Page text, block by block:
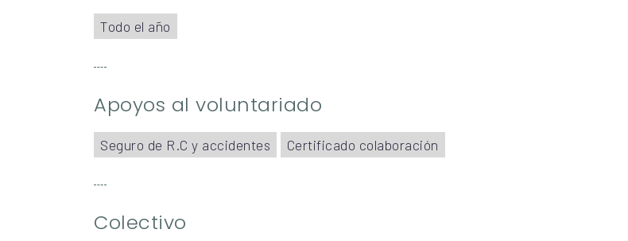
Todo el año
Apoyos al voluntariado
Seguro de R.C y accidentes Certificado colaboración
Colectivo